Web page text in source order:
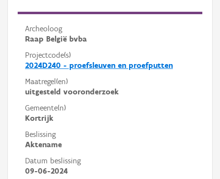
Archeoloog
Raap België bvba
Projectcode(s)
2024D240 - proefsleuven en proefputten
Maatregel(en)
uitgesteld vooronderzoek
Gemeente(n)
Kortrijk
Beslissing
Aktename
Datum beslissing
09-06-2024